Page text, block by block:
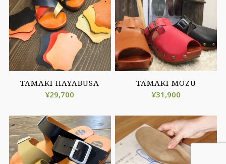
TAMAKI HAYABUSA
¥29,700
TAMAKI MOZU
¥31,900